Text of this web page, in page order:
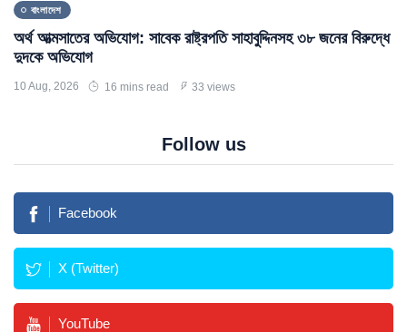
বাংলাদেশ
অর্থ আত্মসাতের অভিযোগ: সাবেক রাষ্ট্রপতি সাহাবুদ্দিনসহ ৩৮ জনের বিরুদ্ধে
দুদকে অভিযোগ
10 Aug, 2026 16 mins read 33 views
Follow us
Facebook
X (Twitter)
YouTube